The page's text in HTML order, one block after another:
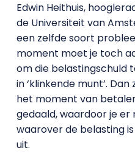
Edwin Heithuis,
de Universiteit van
een zelfde soort
moment moet je toch
om die belastingschuld
in ‘klinkende munt’.
het moment van
gedaald, waardoor je
waarover de belasting
uit.